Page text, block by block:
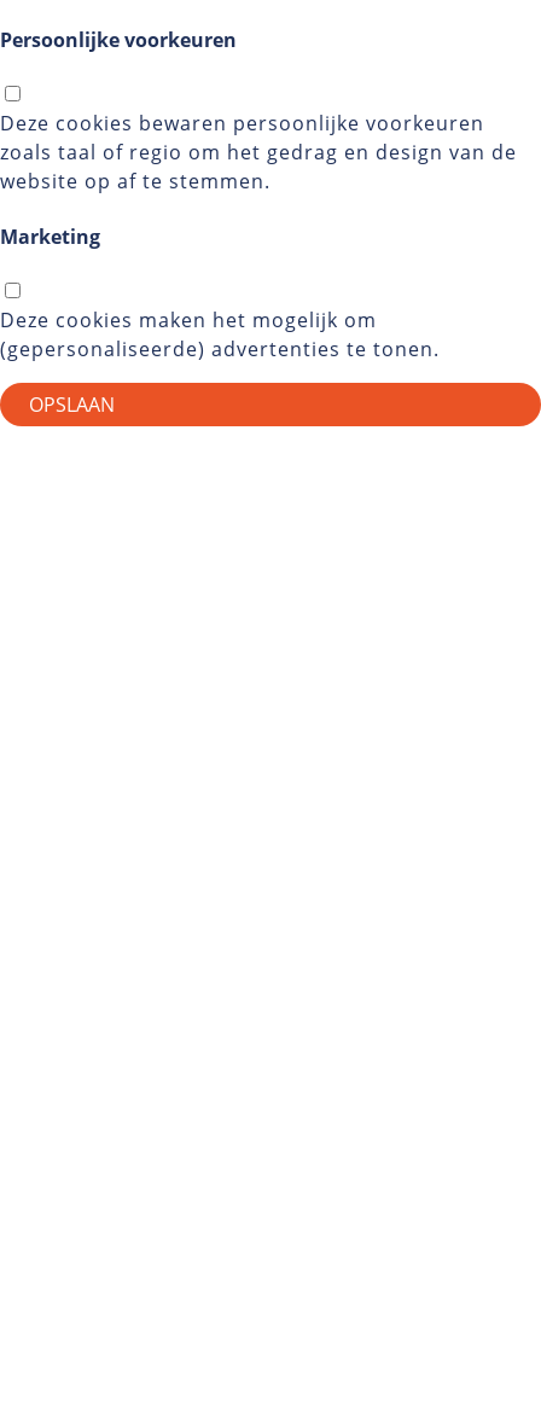
Persoonlijke voorkeuren
Deze cookies bewaren persoonlijke voorkeuren
zoals taal of regio om het gedrag en design van de
website op af te stemmen.
Marketing
Deze cookies maken het mogelijk om
(gepersonaliseerde) advertenties te tonen.
OPSLAAN